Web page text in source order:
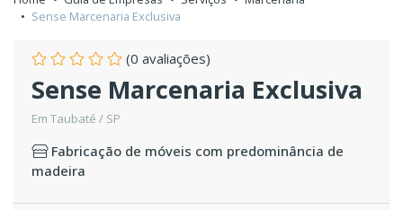
Sense Marcenaria Exclusiva
(0 avaliações)
Sense Marcenaria Exclusiva
Em Taubaté / SP
Fabricação de móveis com predominância de
madeira